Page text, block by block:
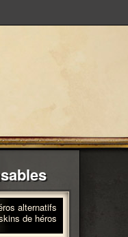
alternatifs
de héros